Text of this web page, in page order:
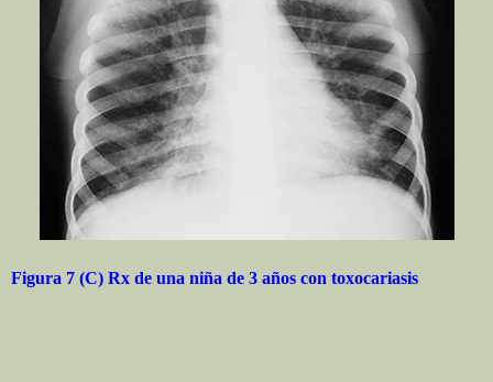
Figura 7 (C) Rx de una niña de 3 años con toxocariasis